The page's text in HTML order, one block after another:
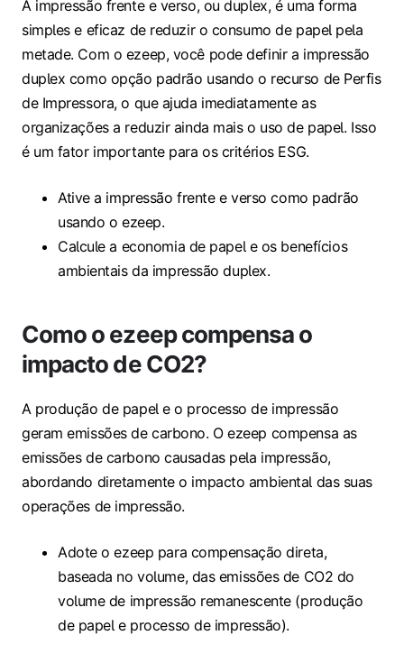
A impressão frente e verso, ou duplex, é uma forma
simples e eficaz de reduzir o consumo de papel pela
metade. Com o ezeep, você pode definir a impressão
duplex como opção padrão usando o recurso de Perfis
de Impressora, o que ajuda imediatamente as
organizações a reduzir ainda mais o uso de papel. Isso
é um fator importante para os critérios ESG.
Ative a impressão frente e verso como padrão
usando o ezeep.
Calcule a economia de papel e os benefícios
ambientais da impressão duplex.
Como o ezeep compensa o
impacto de CO2?
A produção de papel e o processo de impressão
geram emissões de carbono. O ezeep compensa as
emissões de carbono causadas pela impressão,
abordando diretamente o impacto ambiental das suas
operações de impressão.
Adote o ezeep para compensação direta,
baseada no volume, das emissões de CO2 do
volume de impressão remanescente (produção
de papel e processo de impressão).